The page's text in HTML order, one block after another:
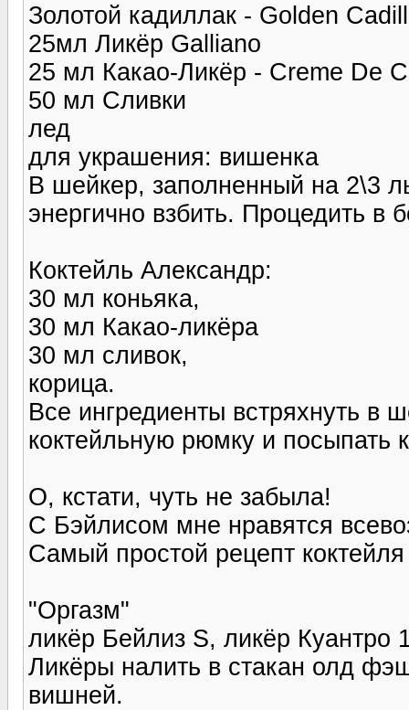
Золотой кадиллак - Golden
25мл Ликёр Galliano
25 мл Какао-Ликёр - Creme De
50 мл Сливки
лед
для украшения: вишенка
В шейкер, заполненный на 2\3
энергично взбить. Процедить в
Коктейль Александр:
30 мл коньяка,
30 мл Какао-ликёра
30 мл сливок,
корица.
Все ингредиенты встряхнуть в
коктейльную рюмку и посыпать
О, кстати, чуть не забыла!
С Бэйлисом мне нравятся
Самый простой рецепт коктейля
"Оргазм"
ликёр Бейлиз Ѕ, ликёр Куантро
Ликёры налить в стакан олд
вишней.